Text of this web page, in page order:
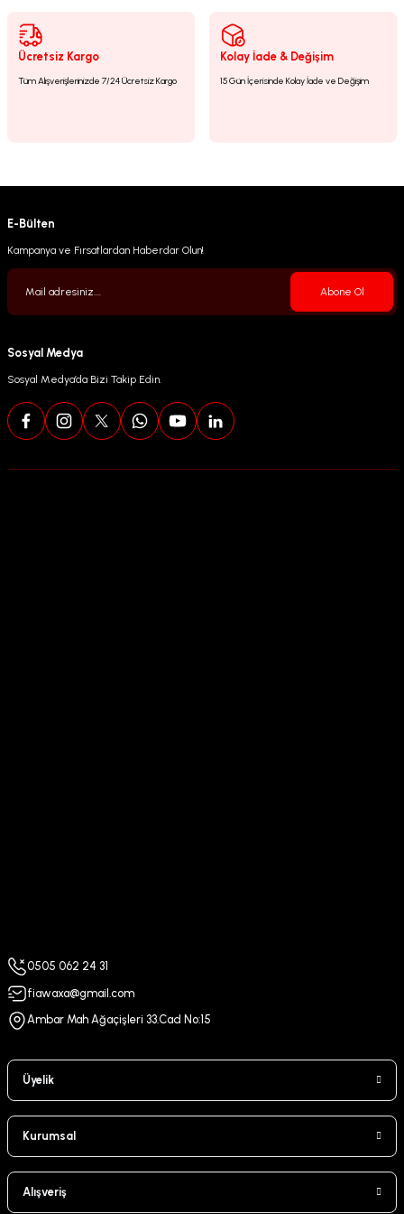
Ücretsiz Kargo
Tüm Alışverişlerinizde 7/24 Ücretsiz Kargo
Kolay İade & Değişim
15 Gün İçerisinde Kolay İade ve Değişim
E-Bülten
Kampanya ve Fırsatlardan Haberdar Olun!
Abone Ol
Sosyal Medya
Sosyal Medya’da Bizi Takip Edin.
0505 062 24 31
fiawaxa@gmail.com
Ambar Mah Ağaçişleri 33.Cad No:15
Üyelik
Kurumsal
Alışveriş